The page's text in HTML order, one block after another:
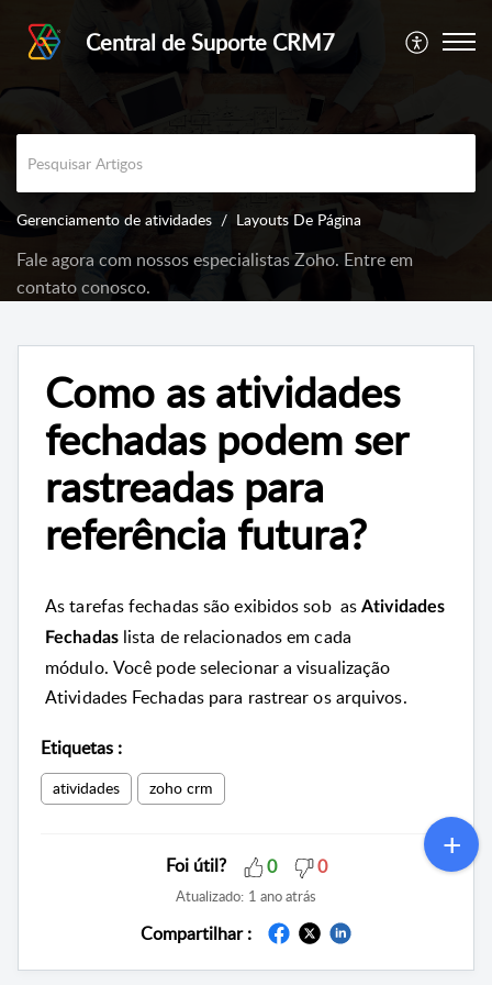
Central de Suporte CRM7
Gerenciamento de atividades Layouts De Página
Fale agora com nossos especialistas Zoho. Entre em
contato conosco.
Como as atividades
fechadas podem ser
rastreadas para
referência futura?
As tarefas fechadas são exibidos sob asAtividades
Fechadaslista de relacionados em cada
módulo. Você pode selecionar a visualização
Atividades Fechadas para rastrear os arquivos.
Etiquetas :
atividades zoho crm
Foi útil? 0 0
Atualizado: 1 ano atrás
Compartilhar :